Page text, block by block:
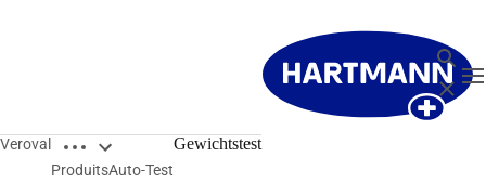
Fermer
Veroval Open breadcrumbs
ProduitsAuto-Test
Gewichtstest
Testseite Teaserlist